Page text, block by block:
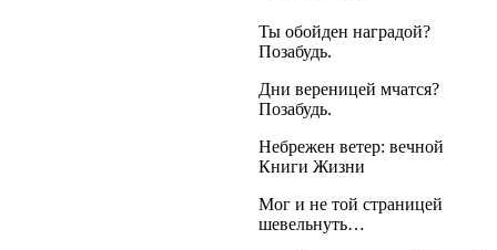
Ты обойден наградой?
Позабудь.
Дни вереницей мчатся?
Позабудь.
Небрежен ветер: вечной
Книги Жизни
Мог и не той страницей
шевельнуть…